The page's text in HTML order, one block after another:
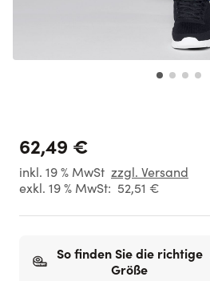
62,49 €
inkl. 19 % MwSt zzgl. Versand
exkl. 19 % MwSt: 52,51 €
So finden Sie die richtige
Größe